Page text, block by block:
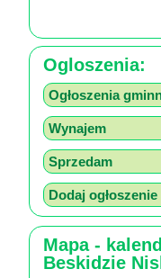
Ogloszenia:
Ogłoszenia
Wynajem
Sprzedam
Dodaj
Mapa -
Beskidzie